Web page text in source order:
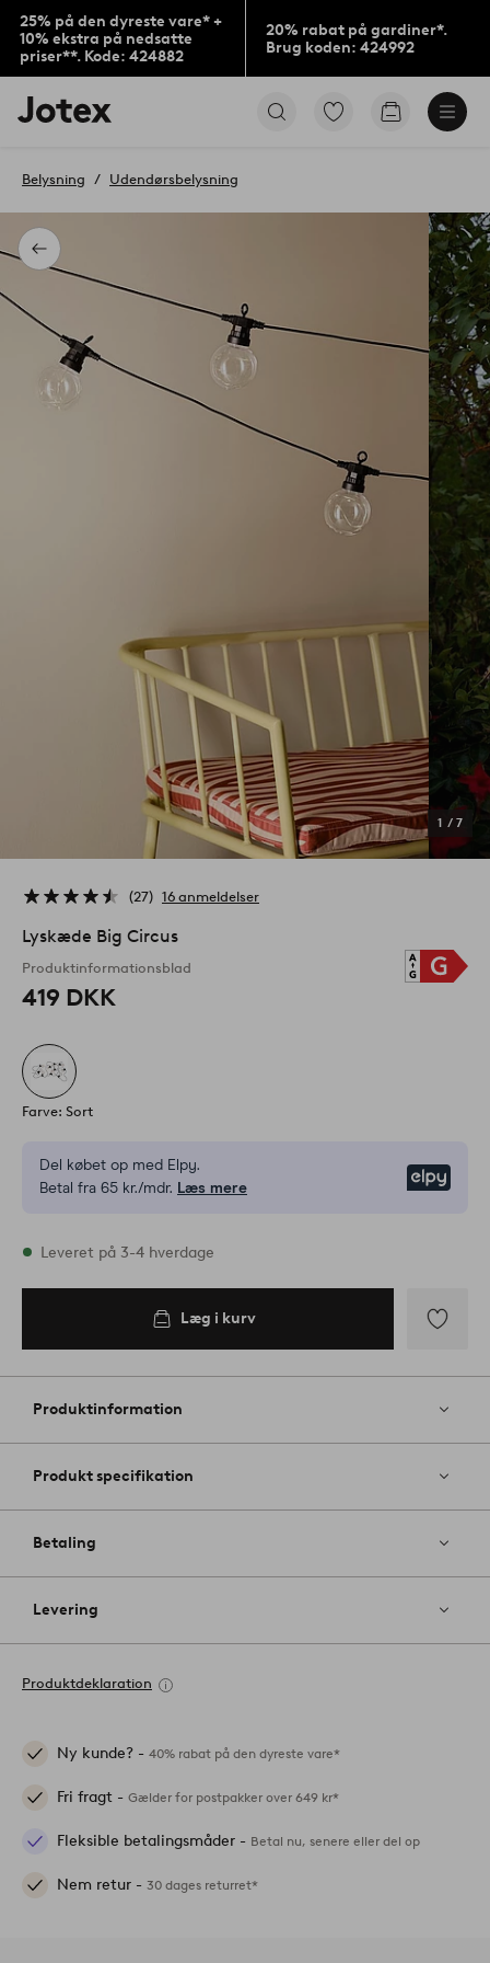
25% på den dyreste vare* +
10% ekstra på nedsatte
priser**. Kode: 424882
20% rabat på gardiner*.
Brug koden: 424992
Jotex
logo
til
Gå
Gå
Tilbage
Belysning Udendørsbelysning
1 / 7
27 16 anmeldelser
Lyskæde Big Circus
Produktinformationsblad
419 DKK
Farve: Sort
Del købet op med Elpy.
Betal fra 65 kr./mdr. Læs mere
På lager
Leveret på 3-4 hverdage
Læg i kurv
til
Produktinformation
Produkt specifikation
Betaling
Levering
Produktdeklaration
Ny kunde? - 40% rabat på den dyreste vare*
Fri fragt - Gælder for postpakker over 649 kr*
Fleksible betalingsmåder - Betal nu, senere eller del op
Nem retur - 30 dages returret*